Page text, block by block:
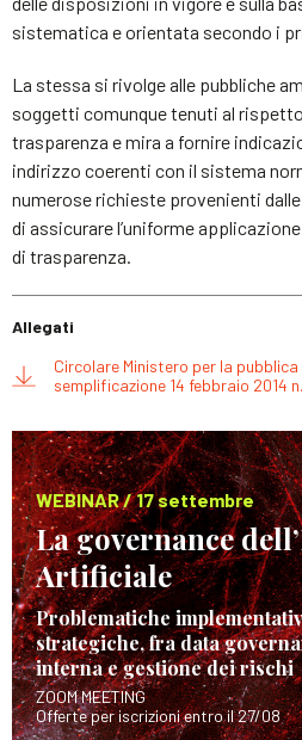
sistematica e orientata secondo i
La stessa si rivolge alle pubbliche
soggetti comunque tenuti al
trasparenza e mira a fornire
indirizzo coerenti con il sistema
numerose richieste provenienti
di assicurare l’uniforme
di trasparenza.
Allegati
Circolare Ministero per la
semplificazione 14 febbraio 2014 n.
WEBINAR / 17 settembre
La governance
Artificiale
Problematiche
strategiche, fra data
interna e gestione dei rischi
ZOOM MEETING
Offerte per iscrizioni entro il 27/08